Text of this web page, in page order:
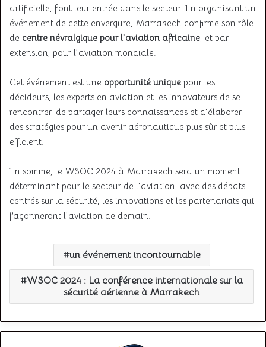
artificielle, font leur entrée dans le secteur. En organisant un
événement de cette envergure, Marrakech confirme son rôle
de centre névralgique pour l’aviation africaine, et par
extension, pour l’aviation mondiale.
Cet événement est une opportunité unique pour les
décideurs, les experts en aviation et les innovateurs de se
rencontrer, de partager leurs connaissances et d’élaborer
des stratégies pour un avenir aéronautique plus sûr et plus
efficient.
En somme, le WSOC 2024 à Marrakech sera un moment
déterminant pour le secteur de l’aviation, avec des débats
centrés sur la sécurité, les innovations et les partenariats qui
façonneront l’aviation de demain.
un événement incontournable
WSOC 2024 : La conférence internationale sur la
sécurité aérienne à Marrakech